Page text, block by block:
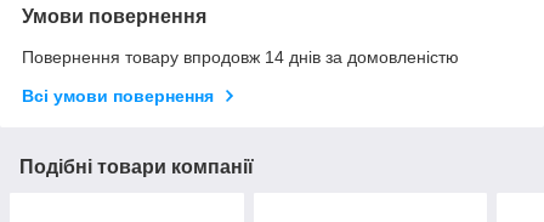
Умови повернення
Повернення товару впродовж 14 днів за домовленістю
Всі умови повернення
Подібні товари компанії